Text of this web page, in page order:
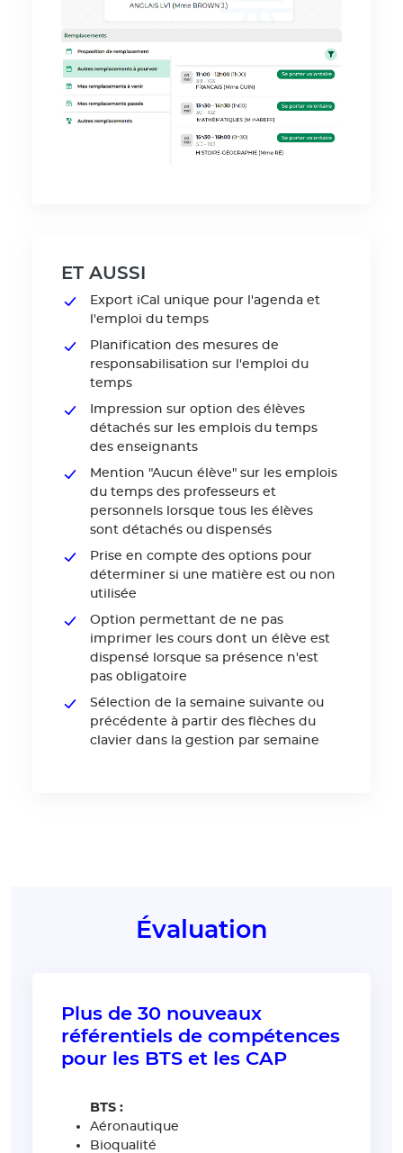
ET AUSSI
Export iCal unique pour l'agenda et
l'emploi du temps
Planification des mesures de
responsabilisation sur l'emploi du
temps
Impression sur option des élèves
détachés sur les emplois du temps
des enseignants
Mention "Aucun élève" sur les emplois
du temps des professeurs et
personnels lorsque tous les élèves
sont détachés ou dispensés
Prise en compte des options pour
déterminer si une matière est ou non
utilisée
Option permettant de ne pas
imprimer les cours dont un élève est
dispensé lorsque sa présence n'est
pas obligatoire
Sélection de la semaine suivante ou
précédente à partir des flèches du
clavier dans la gestion par semaine
Évaluation
Plus de 30 nouveaux
référentiels de compétences
pour les BTS et les CAP
BTS :
Aéronautique
Bioqualité